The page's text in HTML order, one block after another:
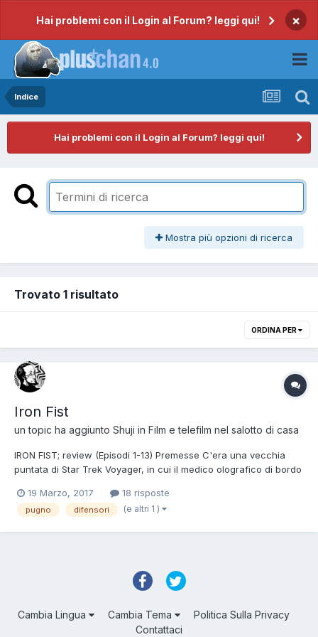
Hai problemi con il Login al Forum? leggi qui! ×
Indice
Hai problemi con il Login al Forum? leggi qui!
Mostra più opzioni di ricerca
Trovato 1 risultato
ORDINA PER
Iron Fist
un topic ha aggiunto Shuji in Film e telefilm nel salotto di casa
IRON FIST; review (Episodi 1-13) Premesse C'era una vecchia
puntata di Star Trek Voyager, in cui il medico olografico di bordo
capitano della nave e di combattere con vari nemici nello spazio
ricorrendo alla fine ad un 'fanta...
19 Marzo, 2017 18 risposte
pugno difensori (e altri 1 )
Cambia Lingua Cambia Tema
Politica Sulla Privacy
Contattaci